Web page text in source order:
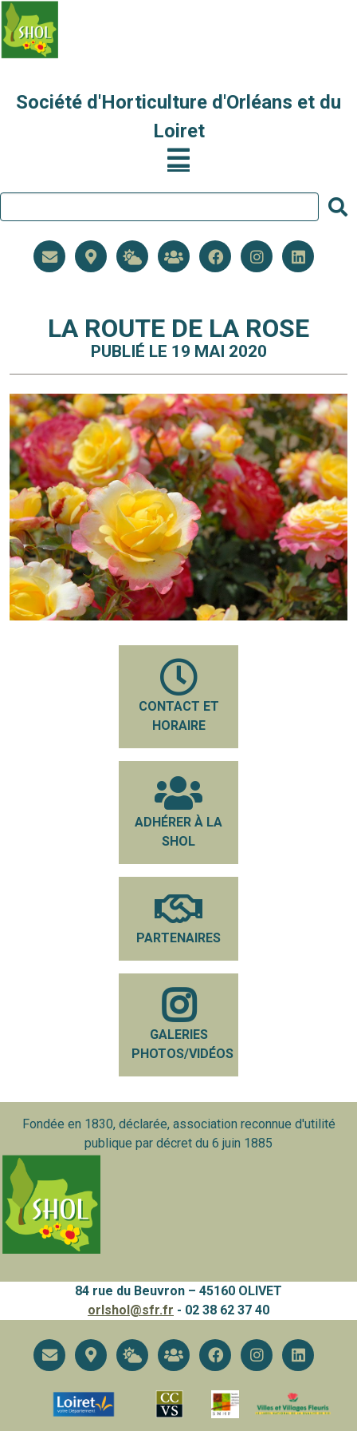
Société d'Horticulture d'Orléans et du
Loiret
LA ROUTE DE LA ROSE
PUBLIÉ LE 19 MAI 2020
CONTACT ET
HORAIRE
ADHÉRER À LA
SHOL
PARTENAIRES
GALERIES
PHOTOS/VIDÉOS
Fondée en 1830, déclarée, association reconnue d'utilité
publique par décret du 6 juin 1885
84 rue du Beuvron – 45160 OLIVET
orlshol@sfr.fr - 02 38 62 37 40